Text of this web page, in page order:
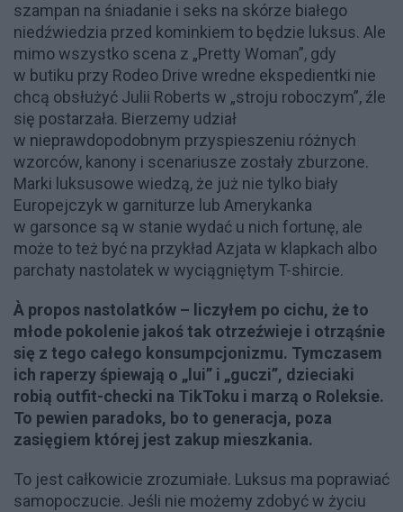
szampan na śniadanie i seks na skórze białego
niedźwiedzia przed kominkiem to będzie luksus. Ale
mimo wszystko scena z „Pretty Woman”, gdy
w butiku przy Rodeo Drive wredne ekspedientki nie
chcą obsłużyć Julii Roberts w „stroju roboczym”, źle
się postarzała. Bierzemy udział
w nieprawdopodobnym przyspieszeniu różnych
wzorców, kanony i scenariusze zostały zburzone.
Marki luksusowe wiedzą, że już nie tylko biały
Europejczyk w garniturze lub Amerykanka
w garsonce są w stanie wydać u nich fortunę, ale
może to też być na przykład Azjata w klapkach albo
parchaty nastolatek w wyciągniętym T-shircie.
À propos nastolatków – liczyłem po cichu, że to
młode pokolenie jakoś tak otrzeźwieje i otrząśnie
się z tego całego konsumpcjonizmu. Tymczasem
ich raperzy śpiewają o „lui” i „guczi”, dzieciaki
robią outfit-checki na TikToku i marzą o Roleksie.
To pewien paradoks, bo to generacja, poza
zasięgiem której jest zakup mieszkania.
To jest całkowicie zrozumiałe. Luksus ma poprawiać
samopoczucie. Jeśli nie możemy zdobyć w życiu